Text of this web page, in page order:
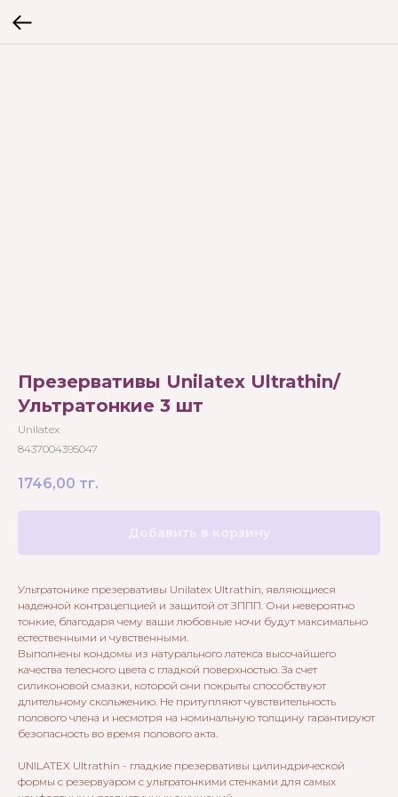
Презервативы Unilatex Ultrathin/
Ультратонкие 3 шт
Unilatex
8437004395047
1746,00 тг.
Ультратонике презервативы Unilatex Ultrathin, являющиеся
надежной контрацепцией и защитой от ЗППП. Они невероятно
тонкие, благодаря чему ваши любовные ночи будут максимально
естественными и чувственными.
Выполнены кондомы из натурального латекса высочайшего
качества телесного цвета с гладкой поверхностью. За счет
силиконовой смазки, которой они покрыты способствуют
длительному скольжению. Не притупляют чувствительность
полового члена и несмотря на номинальную толщину гарантируют
безопасность во время полового акта.
UNILATEX Ultrathin - гладкие презервативы цилиндрической
формы с резервуаром с ультратонкими стенками для самых